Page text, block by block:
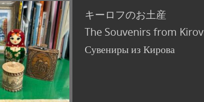
キーロフのお土産
The Souvenirs from Kirov
Сувениры из Кирова